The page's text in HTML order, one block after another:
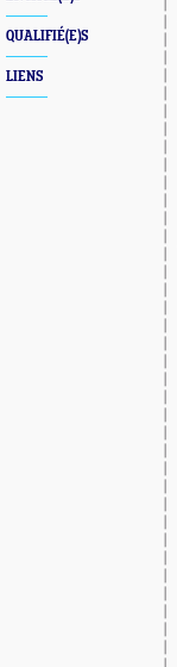
QUALIFIÉ(E)S
LIENS